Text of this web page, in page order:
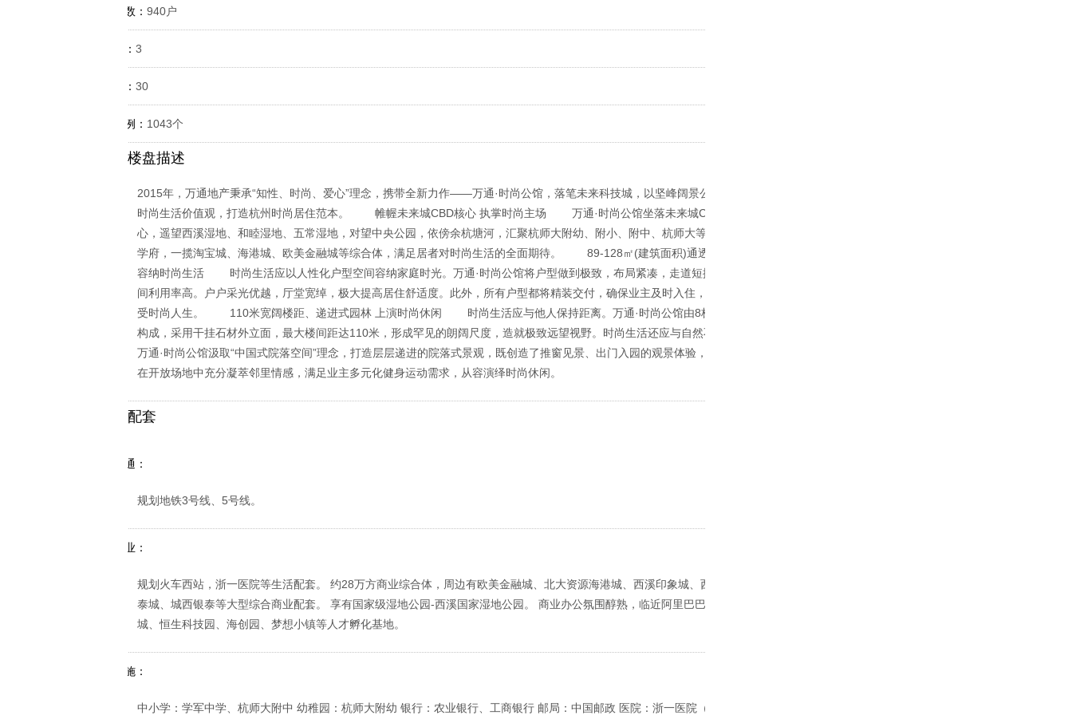
规划户数： 940户
容积率： 3
绿化率： 30
车位比例： 1043个
楼盘描述
2015年，万通地产秉承“知性、时尚、爱心”理念，携带全新力作——万通·时尚公馆，落笔未来科技城，以坚峰阔景公馆和
时尚生活价值观，打造杭州时尚居住范本。 帷幄未来城CBD核心 执掌时尚主场 万通·时尚公馆坐落未来城CBD核
心，遥望西溪湿地、和睦湿地、五常湿地，对望中央公园，依傍余杭塘河，汇聚杭师大附幼、附小、附中、杭师大等一站式
学府，一揽淘宝城、海港城、欧美金融城等综合体，满足居者对时尚生活的全面期待。 89-128㎡(建筑面积)通透三房
容纳时尚生活 时尚生活应以人性化户型空间容纳家庭时光。万通·时尚公馆将户型做到极致，布局紧凑，走道短捷，空
间利用率高。户户采光优越，厅堂宽绰，极大提高居住舒适度。此外，所有户型都将精装交付，确保业主及时入住，提前享
受时尚人生。 110米宽阔楼距、递进式园林 上演时尚休闲 时尚生活应与他人保持距离。万通·时尚公馆由8栋高层
构成，采用干挂石材外立面，最大楼间距达110米，形成罕见的朗阔尺度，造就极致远望视野。时尚生活还应与自然不远。
万通·时尚公馆汲取“中国式院落空间”理念，打造层层递进的院落式景观，既创造了推窗见景、出门入园的观景体验，又能够
在开放场地中充分凝萃邻里情感，满足业主多元化健身运动需求，从容演绎时尚休闲。
配套
周边交通：
规划地铁3号线、5号线。
周边商业：
规划火车西站，浙一医院等生活配套。 约28万方商业综合体，周边有欧美金融城、北大资源海港城、西溪印象城、西溪银
泰城、城西银泰等大型综合商业配套。 享有国家级湿地公园-西溪国家湿地公园。 商业办公氛围醇熟，临近阿里巴巴淘宝
城、恒生科技园、海创园、梦想小镇等人才孵化基地。
市政设施：
中小学：学军中学、杭师大附中 幼稚园：杭师大附幼 银行：农业银行、工商银行 邮局：中国邮政 医院：浙一医院（规划）